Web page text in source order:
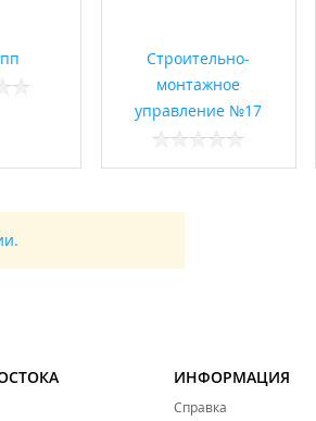
Строительно-
монтажное
управление №17
ИНФОРМАЦИЯ
Справка